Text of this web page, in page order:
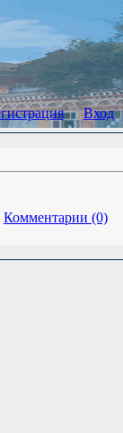
] [Вход]
Комментарии (0)